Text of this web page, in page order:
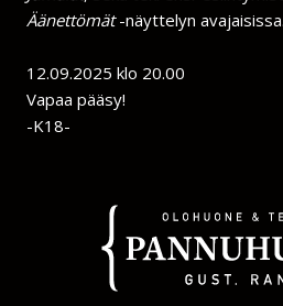
Äänettömät-näyttelyn avajaisissa.
12.09.2025 klo 20.00
Vapaa pääsy!
-K18-